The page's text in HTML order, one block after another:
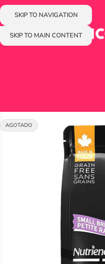
SKIP TO NAVIGATION
SKIP TO MAIN CONTENT
AGOTADO